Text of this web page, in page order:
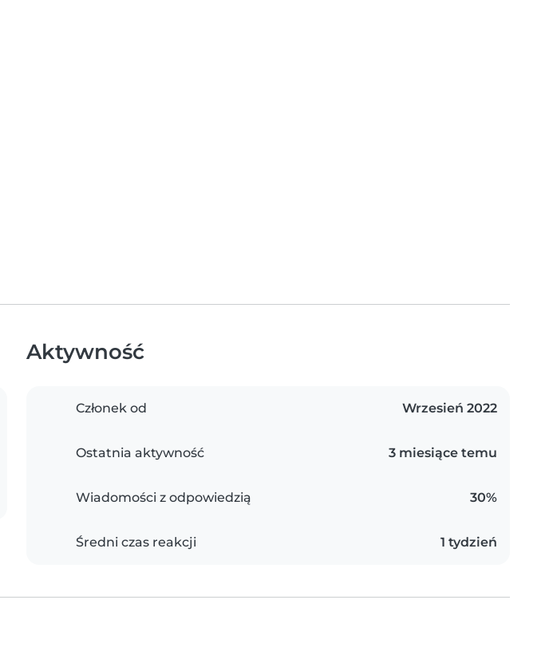
Aktywność
Członek od Wrzesień 2022
Ostatnia aktywność 3 miesiące temu
Wiadomości z odpowiedzią 30%
Średni czas reakcji 1 tydzień